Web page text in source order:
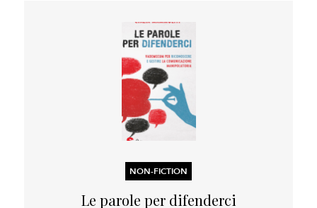
NON-FICTION
Le parole per difenderci